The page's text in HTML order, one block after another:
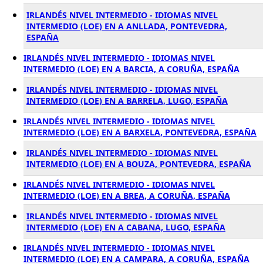
IRLANDÉS NIVEL INTERMEDIO - IDIOMAS NIVEL
INTERMEDIO (LOE) EN A ANLLADA, PONTEVEDRA,
ESPAÑA
IRLANDÉS NIVEL INTERMEDIO - IDIOMAS NIVEL
INTERMEDIO (LOE) EN A BARCIA, A CORUÑA, ESPAÑA
IRLANDÉS NIVEL INTERMEDIO - IDIOMAS NIVEL
INTERMEDIO (LOE) EN A BARRELA, LUGO, ESPAÑA
IRLANDÉS NIVEL INTERMEDIO - IDIOMAS NIVEL
INTERMEDIO (LOE) EN A BARXELA, PONTEVEDRA, ESPAÑA
IRLANDÉS NIVEL INTERMEDIO - IDIOMAS NIVEL
INTERMEDIO (LOE) EN A BOUZA, PONTEVEDRA, ESPAÑA
IRLANDÉS NIVEL INTERMEDIO - IDIOMAS NIVEL
INTERMEDIO (LOE) EN A BREA, A CORUÑA, ESPAÑA
IRLANDÉS NIVEL INTERMEDIO - IDIOMAS NIVEL
INTERMEDIO (LOE) EN A CABANA, LUGO, ESPAÑA
IRLANDÉS NIVEL INTERMEDIO - IDIOMAS NIVEL
INTERMEDIO (LOE) EN A CAMPARA, A CORUÑA, ESPAÑA